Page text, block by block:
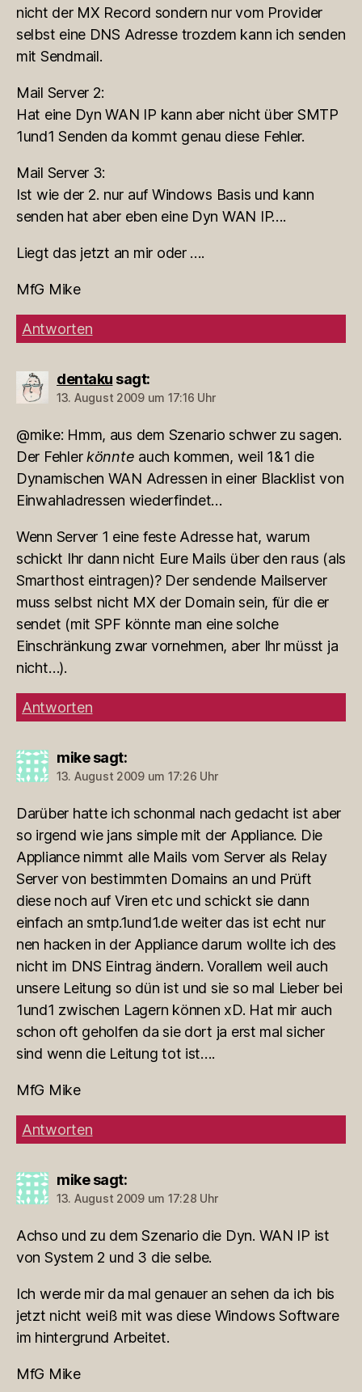
nicht der MX Record sondern nur vom Provider
selbst eine DNS Adresse trozdem kann ich senden
mit Sendmail.
Mail Server 2:
Hat eine Dyn WAN IP kann aber nicht über SMTP
1und1 Senden da kommt genau diese Fehler.
Mail Server 3:
Ist wie der 2. nur auf Windows Basis und kann
senden hat aber eben eine Dyn WAN IP….
Liegt das jetzt an mir oder ….
MfG Mike
Antworten
dentaku sagt:
13. August 2009 um 17:16 Uhr
@mike: Hmm, aus dem Szenario schwer zu sagen.
Der Fehlerkönnte auch kommen, weil 1&1 die
Dynamischen WAN Adressen in einer Blacklist von
Einwahladressen wiederfindet…
Wenn Server 1 eine feste Adresse hat, warum
schickt Ihr dann nicht Eure Mails über den raus (als
Smarthost eintragen)? Der sendende Mailserver
muss selbst nicht MX der Domain sein, für die er
sendet (mit SPF könnte man eine solche
Einschränkung zwar vornehmen, aber Ihr müsst ja
nicht…).
Antworten
mike sagt:
13. August 2009 um 17:26 Uhr
Darüber hatte ich schonmal nach gedacht ist aber
so irgend wie jans simple mit der Appliance. Die
Appliance nimmt alle Mails vom Server als Relay
Server von bestimmten Domains an und Prüft
diese noch auf Viren etc und schickt sie dann
einfach an smtp.1und1.de weiter das ist echt nur
nen hacken in der Appliance darum wollte ich des
nicht im DNS Eintrag ändern. Vorallem weil auch
unsere Leitung so dün ist und sie so mal Lieber bei
1und1 zwischen Lagern können xD. Hat mir auch
schon oft geholfen da sie dort ja erst mal sicher
sind wenn die Leitung tot ist….
MfG Mike
Antworten
mike sagt:
13. August 2009 um 17:28 Uhr
Achso und zu dem Szenario die Dyn. WAN IP ist
von System 2 und 3 die selbe.
Ich werde mir da mal genauer an sehen da ich bis
jetzt nicht weiß mit was diese Windows Software
im hintergrund Arbeitet.
MfG Mike